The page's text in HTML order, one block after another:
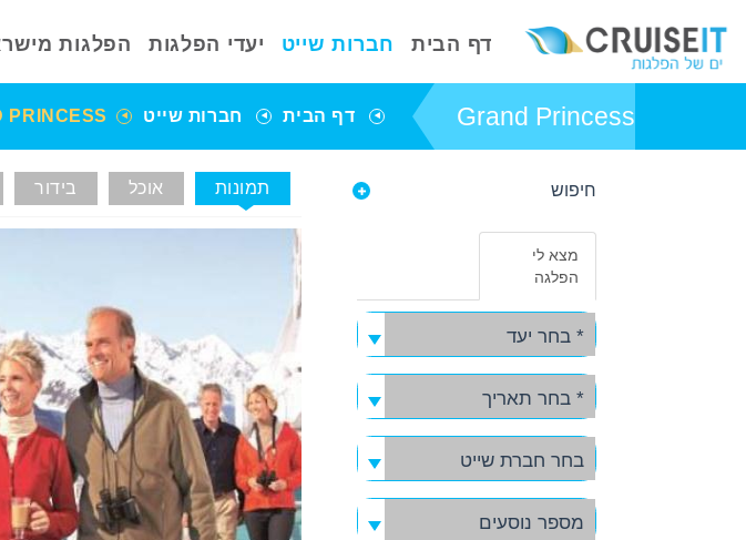
דף הבית חברות שייט יעדי הפלגות הפלגות
Grand Princess דף הבית חברות שייט PRINCESS
חיפוש
מצא לי
הפלגה
* בחר יעד
* בחר תאריך
בחר חברת שייט
מספר נוסעים
אנטר כדי לדלג
תמונות אוכל בידור